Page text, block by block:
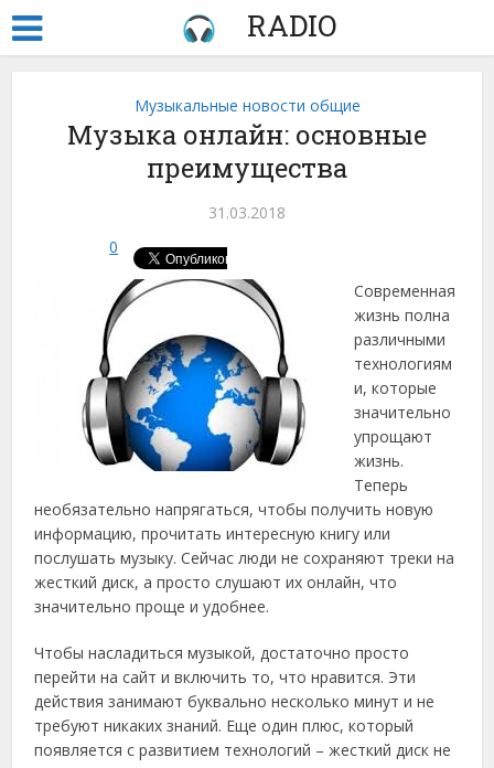
RADIO
Музыкальные новости общие
Музыка онлайн: основные
преимущества
31.03.2018
0
Современная
жизнь полна
различными
технологиям
и, которые
значительно
упрощают
жизнь.
Теперь
необязательно напрягаться, чтобы получить новую
информацию, прочитать интересную книгу или
послушать музыку. Сейчас люди не сохраняют треки на
жесткий диск, а просто слушают их онлайн, что
значительно проще и удобнее.
Чтобы насладиться музыкой, достаточно просто
перейти на сайт и включить то, что нравится. Эти
действия занимают буквально несколько минут и не
требуют никаких знаний. Еще один плюс, который
появляется с развитием технологий – жесткий диск не